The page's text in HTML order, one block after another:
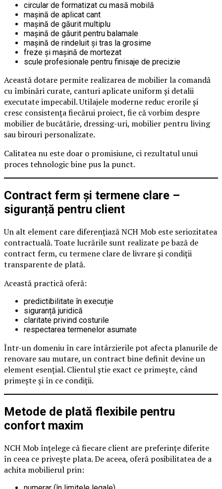
circular de formatizat cu masă mobilă
mașină de aplicat cant
mașină de găurit multiplu
mașină de găurit pentru balamale
mașină de rindeluit și tras la grosime
freze și mașină de mortezat
scule profesionale pentru finisaje de precizie
Această dotare permite realizarea de mobilier la comandă
cu îmbinări curate, canturi aplicate uniform și detalii
executate impecabil. Utilajele moderne reduc erorile și
cresc consistența fiecărui proiect, fie că vorbim despre
mobilier de bucătărie, dressing-uri, mobilier pentru living
sau birouri personalizate.
Calitatea nu este doar o promisiune, ci rezultatul unui
proces tehnologic bine pus la punct.
Contract ferm și termene clare –
siguranță pentru client
Un alt element care diferențiază NCH Mob este seriozitatea
contractuală. Toate lucrările sunt realizate pe bază de
contract ferm, cu termene clare de livrare și condiții
transparente de plată.
Această practică oferă:
predictibilitate în execuție
siguranță juridică
claritate privind costurile
respectarea termenelor asumate
Într-un domeniu în care întârzierile pot afecta planurile de
renovare sau mutare, un contract bine definit devine un
element esențial. Clientul știe exact ce primește, când
primește și în ce condiții.
Metode de plată flexibile pentru
confort maxim
NCH Mob înțelege că fiecare client are preferințe diferite
în ceea ce privește plata. De aceea, oferă posibilitatea de a
achita mobilierul prin: